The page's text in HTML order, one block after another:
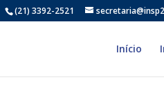
(21) 3392-2521
Início